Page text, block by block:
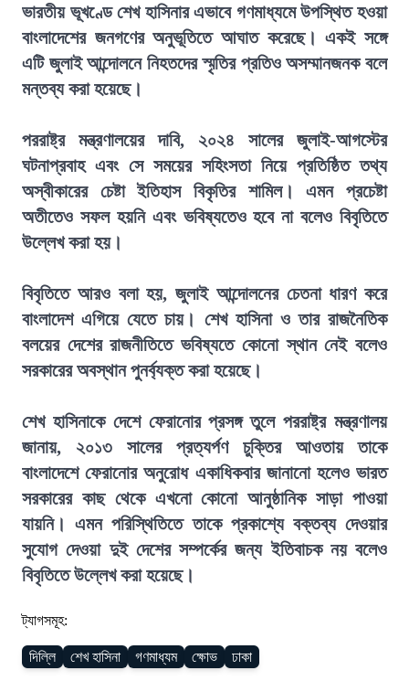
ভারতীয় ভূখণ্ডে শেখ হাসিনার এভাবে গণমাধ্যমে উপস্থিত হওয়া
বাংলাদেশের জনগণের অনুভূতিতে আঘাত করেছে। একই সঙ্গে
এটি জুলাই আন্দোলনে নিহতদের স্মৃতির প্রতিও অসম্মানজনক বলে
মন্তব্য করা হয়েছে।
পররাষ্ট্র মন্ত্রণালয়ের দাবি, ২০২৪ সালের জুলাই-আগস্টের
ঘটনাপ্রবাহ এবং সে সময়ের সহিংসতা নিয়ে প্রতিষ্ঠিত তথ্য
অস্বীকারের চেষ্টা ইতিহাস বিকৃতির শামিল। এমন প্রচেষ্টা
অতীতেও সফল হয়নি এবং ভবিষ্যতেও হবে না বলেও বিবৃতিতে
উল্লেখ করা হয়।
বিবৃতিতে আরও বলা হয়, জুলাই আন্দোলনের চেতনা ধারণ করে
বাংলাদেশ এগিয়ে যেতে চায়। শেখ হাসিনা ও তার রাজনৈতিক
বলয়ের দেশের রাজনীতিতে ভবিষ্যতে কোনো স্থান নেই বলেও
সরকারের অবস্থান পুনর্ব্যক্ত করা হয়েছে।
শেখ হাসিনাকে দেশে ফেরানোর প্রসঙ্গ তুলে পররাষ্ট্র মন্ত্রণালয়
জানায়, ২০১৩ সালের প্রত্যর্পণ চুক্তির আওতায় তাকে
বাংলাদেশে ফেরানোর অনুরোধ একাধিকবার জানানো হলেও ভারত
সরকারের কাছ থেকে এখনো কোনো আনুষ্ঠানিক সাড়া পাওয়া
যায়নি। এমন পরিস্থিতিতে তাকে প্রকাশ্যে বক্তব্য দেওয়ার
সুযোগ দেওয়া দুই দেশের সম্পর্কের জন্য ইতিবাচক নয় বলেও
বিবৃতিতে উল্লেখ করা হয়েছে।
ট্যাগসমূহ:
দিল্লি শেখ হাসিনা গণমাধ্যম ক্ষোভ ঢাকা